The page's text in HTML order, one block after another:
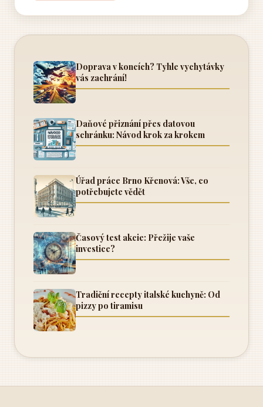
Doprava v koncích? Tyhle vychytávky
vás zachrání!
Daňové přiznání přes datovou
schránku: Návod krok za krokem
Úřad práce Brno Křenová: Vše, co
potřebujete vědět
Časový test akcie: Přežije vaše
investice?
Tradiční recepty italské kuchyně: Od
pizzy po tiramisu